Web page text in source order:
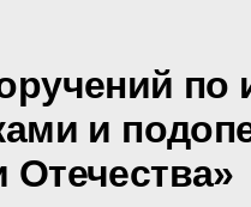
по
и
Отечества»